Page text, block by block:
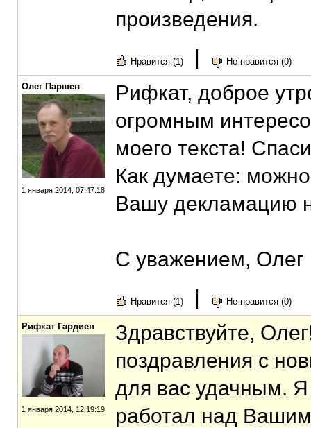
произведения.
Нравится (1) | Не нравится (0)
Олег Паршев
1 января 2014, 07:47:18
Рифкат, доброе
огромным
моего текста!
Как думаете:
Вашу декламацию
С уважением, Олег
Нравится (1) | Не нравится (0)
Рифкат Гардиев
1 января 2014, 12:19:19
Здравствуйте,
поздравления с
для вас удачным.
работал над